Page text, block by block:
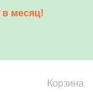
в месяц!
Корзина